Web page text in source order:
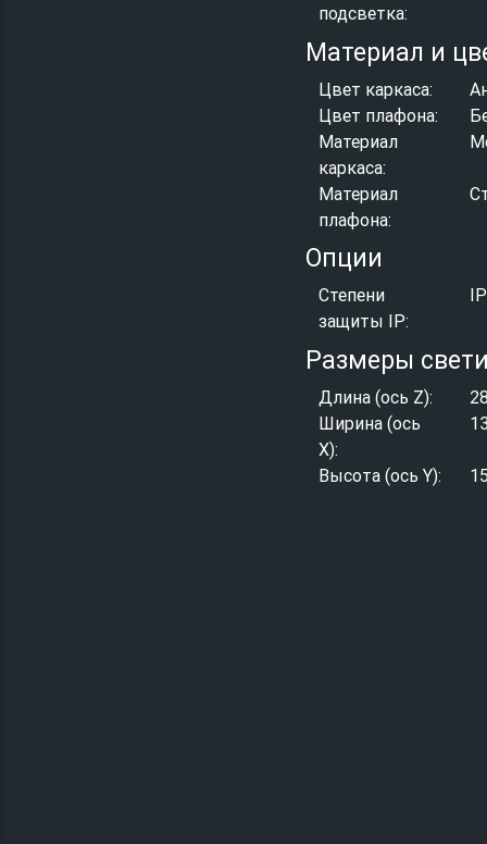
подсветка:
Материал и
Цвет каркаса:
Цвет плафона:
Материал
каркаса:
Материал
плафона:
Опции
Степени
защиты IP:
Размеры
Длина (ось Z):
Ширина (ось
X):
Высота (ось Y):